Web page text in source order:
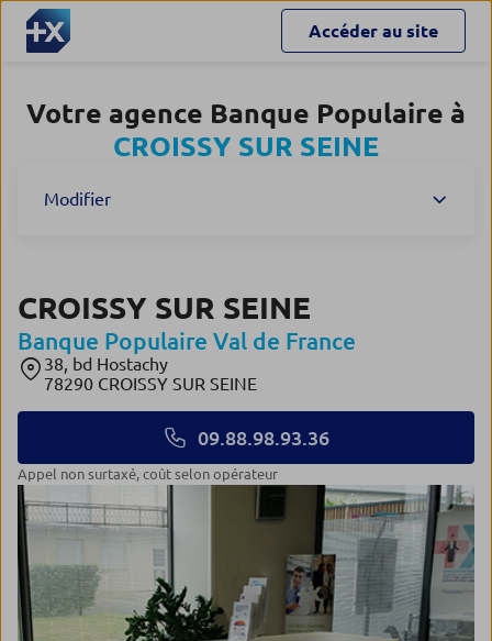
Accéder au site
Votre agence Banque Populaire à
CROISSY SUR SEINE
Modifier
CROISSY SUR SEINE
Banque Populaire Val de France
38, bd Hostachy
78290 CROISSY SUR SEINE
09.88.98.93.36
appel non surtaxé, coût selon opérateur